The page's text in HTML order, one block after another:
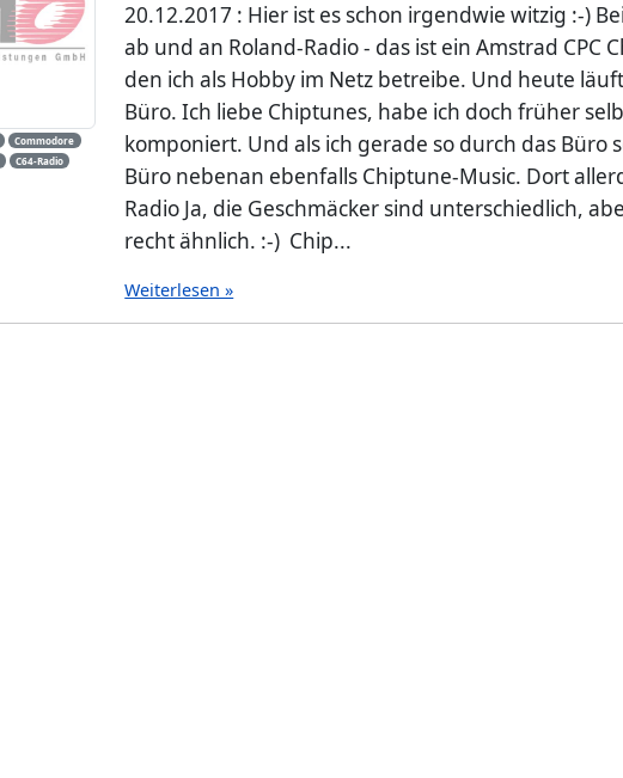
Commodore
C64-Radio
20.12.2017 : Hier ist es schon irgendwie witzig :-)
ab und an Roland-Radio - das ist ein Amstrad CPC
den ich als Hobby im Netz betreibe. Und heute
Büro. Ich liebe Chiptunes, habe ich doch früher
komponiert. Und als ich gerade so durch das Büro
Büro nebenan ebenfalls Chiptune-Music. Dort
Radio Ja, die Geschmäcker sind unterschiedlich,
recht ähnlich. :-) Chip...
Weiterlesen »